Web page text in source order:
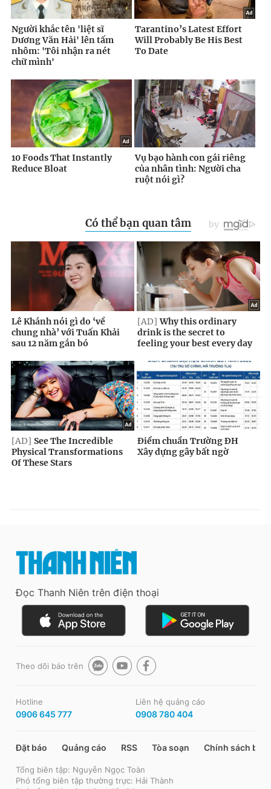
Đọc Thanh Niên trên điện thoại
Theo dõi báo trên
Hotline
0906 645 777
Liên hệ quảng cáo
0908 780 404
Đặt báo Quảng cáo RSS Tòa soạn Chính sách bảo
Tổng biên tập: Nguyễn Ngọc Toàn
Phó tổng biên tập thường trực: Hải Thành